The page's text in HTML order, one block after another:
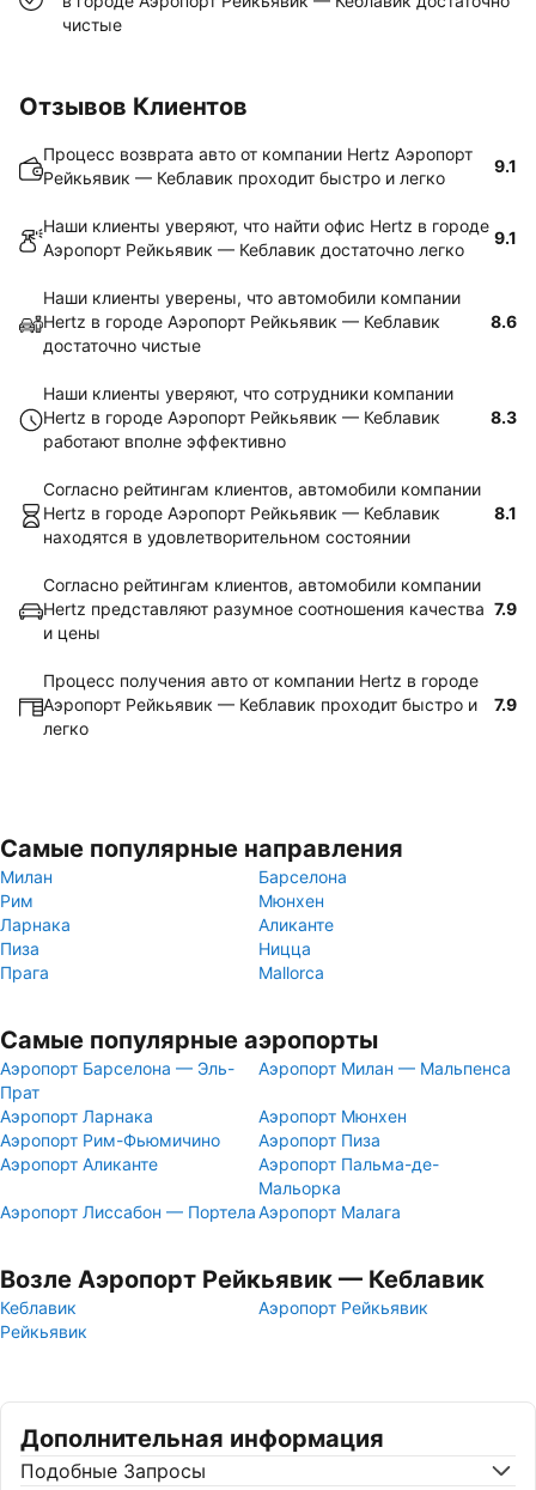
чистые
Отзывов Клиентов
Процесс возврата авто от компании Hertz Аэропорт
Рейкьявик — Кеблавик проходит быстро и легко
9.1
Наши клиенты уверяют, что найти офис Hertz в городе
Аэропорт Рейкьявик — Кеблавик достаточно легко
9.1
Наши клиенты уверены, что автомобили компании
Hertz в городе Аэропорт Рейкьявик — Кеблавик
достаточно чистые
8.6
Наши клиенты уверяют, что сотрудники компании
Hertz в городе Аэропорт Рейкьявик — Кеблавик
работают вполне эффективно
8.3
Согласно рейтингам клиентов, автомобили компании
Hertz в городе Аэропорт Рейкьявик — Кеблавик
находятся в удовлетворительном состоянии
8.1
Согласно рейтингам клиентов, автомобили компании
Hertz представляют разумное соотношения качества
и цены
7.9
Процесс получения авто от компании Hertz в городе
Аэропорт Рейкьявик — Кеблавик проходит быстро и
легко
7.9
Самые популярные направления
Милан
Барселона
Рим
Мюнхен
Ларнака
Аликанте
Пиза
Ницца
Прага
Mallorca
Самые популярные аэропорты
Аэропорт Барселона — Эль-
Прат
Аэропорт Милан — Мальпенса
Аэропорт Ларнака
Аэропорт Мюнхен
Аэропорт Рим-Фьюмичино
Аэропорт Пиза
Аэропорт Аликанте
Аэропорт Пальма-де-
Мальорка
Аэропорт Лиссабон — ПортелаАэропорт Малага
Возле Аэропорт Рейкьявик — Кеблавик
Кеблавик
Аэропорт Рейкьявик
Рейкьявик
Дополнительная информация
Подобные Запросы